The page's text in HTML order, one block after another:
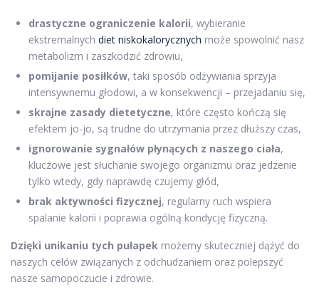
drastyczne ograniczenie kalorii, wybieranie
ekstremalnych diet niskokalorycznych może spowolnić nasz
metabolizm i zaszkodzić zdrowiu,
pomijanie posiłków, taki sposób odżywiania sprzyja
intensywnemu głodowi, a w konsekwencji – przejadaniu się,
skrajne zasady dietetyczne, które często kończą się
efektem jo-jo, są trudne do utrzymania przez dłuższy czas,
ignorowanie sygnałów płynących z naszego ciała,
kluczowe jest słuchanie swojego organizmu oraz jedzenie
tylko wtedy, gdy naprawdę czujemy głód,
brak aktywności fizycznej, regularny ruch wspiera
spalanie kalorii i poprawia ogólną kondycję fizyczną.
Dzięki unikaniu tych pułapek możemy skuteczniej dążyć do
naszych celów związanych z odchudzaniem oraz polepszyć
nasze samopoczucie i zdrowie.